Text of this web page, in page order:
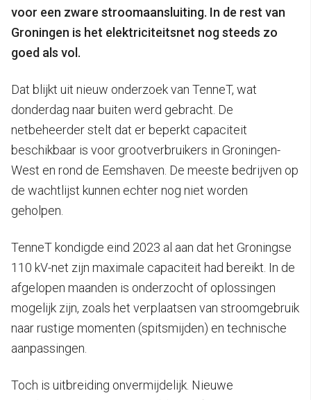
voor een zware stroomaansluiting. In de rest van
Groningen is het elektriciteitsnet nog steeds zo
goed als vol.
Dat blijkt uit nieuw onderzoek van TenneT, wat
donderdag naar buiten werd gebracht. De
netbeheerder stelt dat er beperkt capaciteit
beschikbaar is voor grootverbruikers in Groningen-
West en rond de Eemshaven. De meeste bedrijven op
de wachtlijst kunnen echter nog niet worden
geholpen.
TenneT kondigde eind 2023 al aan dat het Groningse
110 kV-net zijn maximale capaciteit had bereikt. In de
afgelopen maanden is onderzocht of oplossingen
mogelijk zijn, zoals het verplaatsen van stroomgebruik
naar rustige momenten (spitsmijden) en technische
aanpassingen.
Toch is uitbreiding onvermijdelijk. Nieuwe